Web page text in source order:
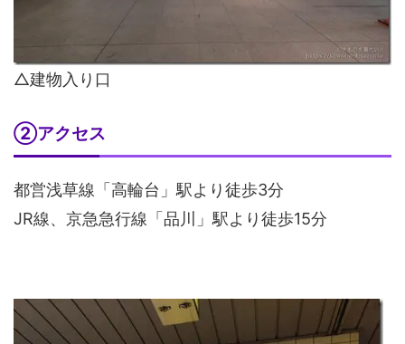
△建物入り口
②アクセス
都営浅草線「高輪台」駅より徒歩3分
JR線、京急急行線「品川」駅より徒歩15分